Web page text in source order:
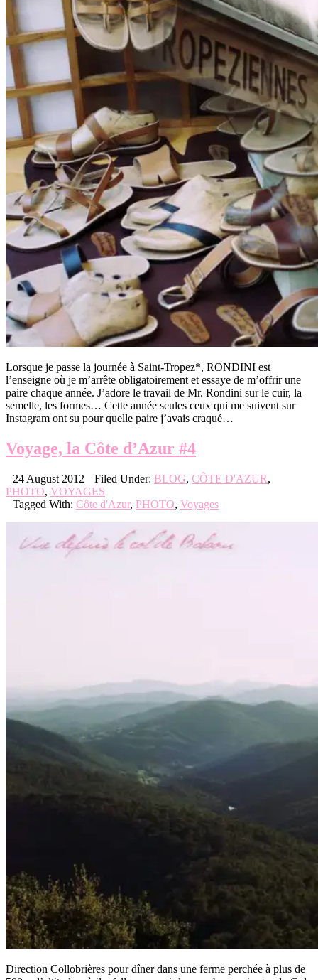
Lorsque je passe la journée à Saint-Tropez*, RONDINI est
l’enseigne où je m’arrête obligatoirement et essaye de m’offrir une
paire chaque année. J’adore le travail de Mr. Rondini sur le cuir, la
semelle, les formes… Cette année seules ceux qui me suivent sur
Instagram ont su pour quelle paire j’avais craqué…
Voyage, la Côte d’Azur #4
24 August 2012 Filed Under: BLOG, CÔTE D'AZUR,
PHOTO, VOYAGES
Tagged With: Côte d'Azur, PHOTO, Voyages
Direction Collobrières pour dîner dans une ferme perchée à plus de